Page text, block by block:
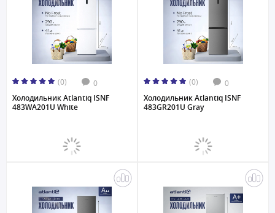
(0) 0
Холодильник Atlantiq ISNF
483WA201U White
(0) 0
Холодильник Atlantiq ISNF
483GR201U Gray